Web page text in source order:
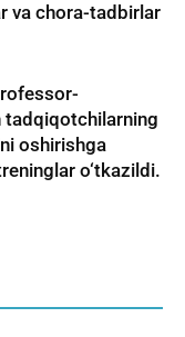
va chora-tadbirlar
tadqiqotchilarning
oshirishga
o‘tkazildi.